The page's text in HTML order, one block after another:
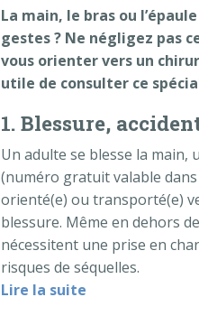
La main, le bras ou
gestes ? Ne négligez pas
vous orienter vers un
utile de consulter ce
1. Blessure,
Un adulte se blesse la main,
(numéro gratuit valable
orienté(e) ou transporté(e)
blessure. Même en dehors
nécessitent une prise en
risques de séquelles.
Lire la suite